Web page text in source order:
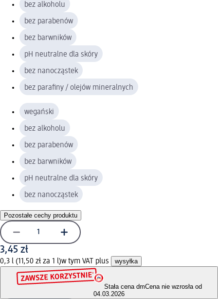
bez alkoholu
bez parabenów
bez barwników
pH neutralne dla skóry
bez nanocząstek
bez parafiny / olejów mineralnych
wegański
bez alkoholu
bez parabenów
bez barwników
pH neutralne dla skóry
bez nanocząstek
Pozostałe cechy produktu
3,45 zł
0,3 l (11,50 zł za 1 l)w tym VAT plus wysyłka
Stała cena dmCena nie wzrosła od
04.03.2026